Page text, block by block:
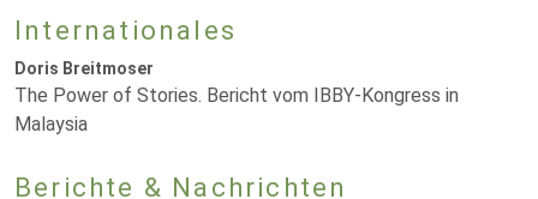
Internationales
Doris Breitmoser
The Power of Stories. Bericht vom IBBY-Kongress in
Malaysia
Berichte & Nachrichten